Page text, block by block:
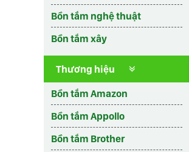
Bồn tắm nghệ thuật
Bồn tắm xây
Thương hiệu
Bồn tắm Amazon
Bồn tắm Appollo
Bồn tắm Brother